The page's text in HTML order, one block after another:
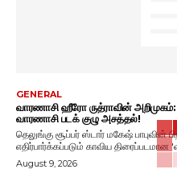
GENERAL
வாரணாசி ஹீரோ ருத்ராவின் அறிமுகம்:
வாரணாசி படக் குழு அசத்தல்!
தெலுங்கு சூப்பர் ஸ்டார் மகேஷ் பாபுவின்
எதிர்பார்க்கப்படும் காவிய திரைப்படமான
August 9, 2026